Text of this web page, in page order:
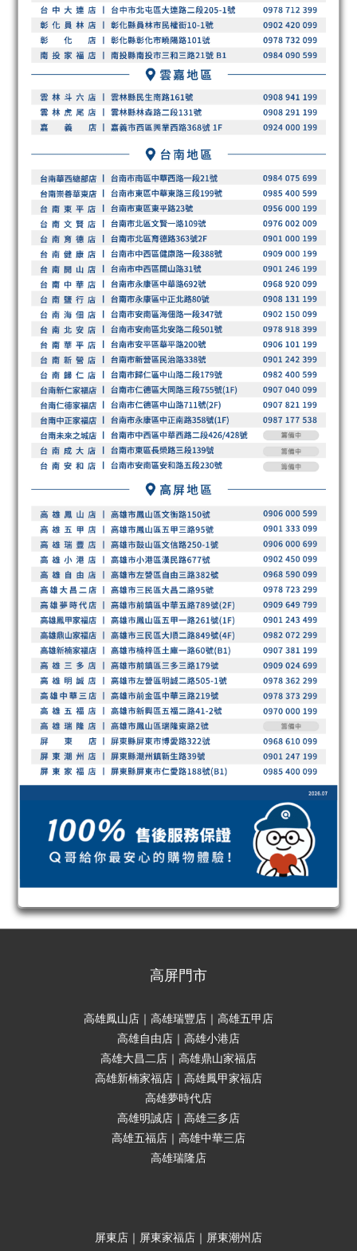
高屏門市
高雄鳳山店｜高雄瑞豐店｜高雄五甲店
高雄自由店｜高雄小港店
高雄大昌二店｜高雄鼎山家福店
高雄新楠家福店｜高雄鳳甲家福店
高雄夢時代店
高雄明誠店｜高雄三多店
高雄五福店｜高雄中華三店
高雄瑞隆店
屏東店｜屏東家福店｜屏東潮州店